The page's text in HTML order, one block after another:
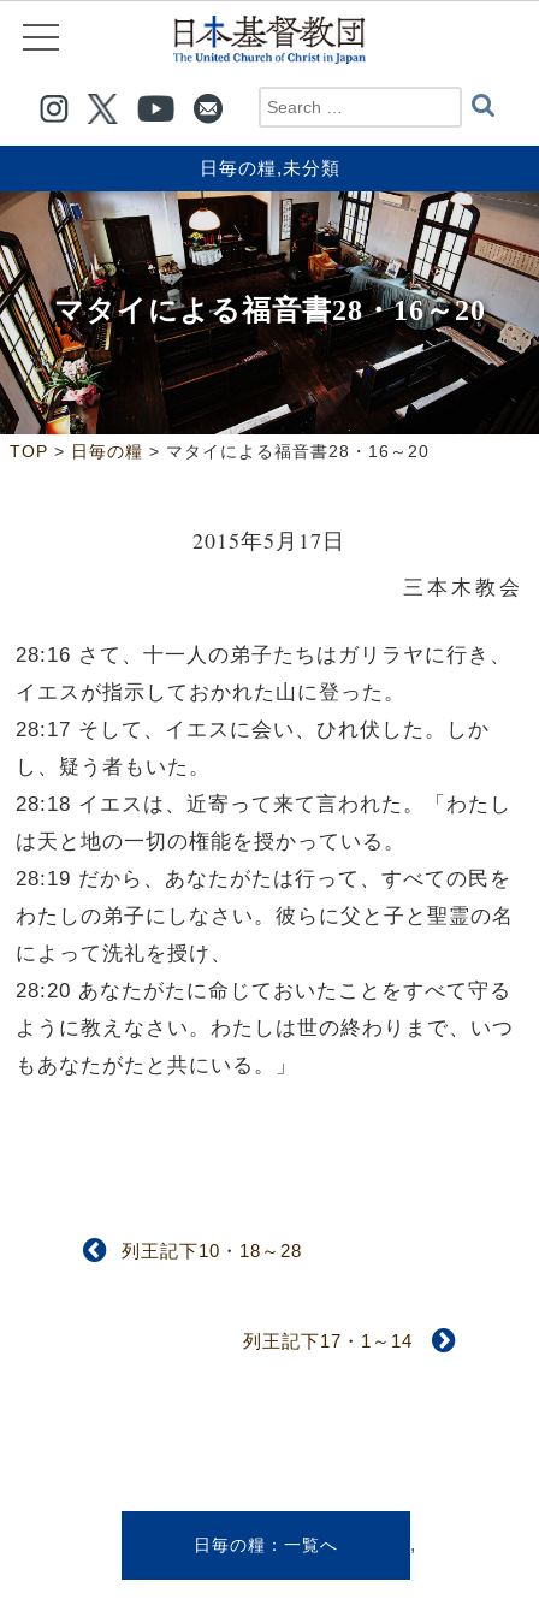
日毎の糧,未分類
マタイによる福音書28・16～20
TOP > 日毎の糧 > マタイによる福音書28・16～20
2015年5月17日
三本木教会
28:16 さて、十一人の弟子たちはガリラヤに行き、
イエスが指示しておかれた山に登った。
28:17 そして、イエスに会い、ひれ伏した。しか
し、疑う者もいた。
28:18 イエスは、近寄って来て言われた。「わたし
は天と地の一切の権能を授かっている。
28:19 だから、あなたがたは行って、すべての民を
わたしの弟子にしなさい。彼らに父と子と聖霊の名
によって洗礼を授け、
28:20 あなたがたに命じておいたことをすべて守る
ように教えなさい。わたしは世の終わりまで、いつ
もあなたがたと共にいる。」
列王記下10・18～28
列王記下17・1～14
日毎の糧 ,